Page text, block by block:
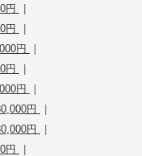
円 |
円 |
円 |
円 |
円 |
円 |
円 |
円 |